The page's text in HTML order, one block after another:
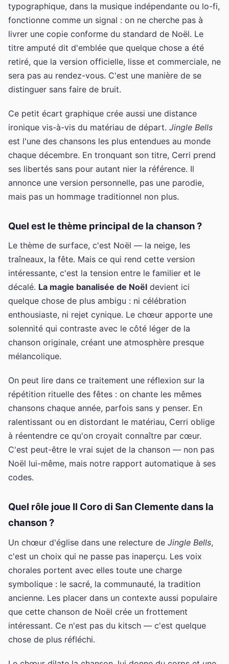
typographique, dans la musique indépendante ou lo-fi,
fonctionne comme un signal : on ne cherche pas à
livrer une copie conforme du standard de Noël. Le
titre amputé dit d'emblée que quelque chose a été
retiré, que la version officielle, lisse et commerciale, ne
sera pas au rendez-vous. C'est une manière de se
distinguer sans faire de bruit.
Ce petit écart graphique crée aussi une distance
ironique vis-à-vis du matériau de départ. Jingle Bells
est l'une des chansons les plus entendues au monde
chaque décembre. En tronquant son titre, Cerri prend
ses libertés sans pour autant nier la référence. Il
annonce une version personnelle, pas une parodie,
mais pas un hommage traditionnel non plus.
Quel est le thème principal de la chanson ?
Le thème de surface, c'est Noël — la neige, les
traîneaux, la fête. Mais ce qui rend cette version
intéressante, c'est la tension entre le familier et le
décalé. La magie banalisée de Noël devient ici
quelque chose de plus ambigu : ni célébration
enthousiaste, ni rejet cynique. Le chœur apporte une
solennité qui contraste avec le côté léger de la
chanson originale, créant une atmosphère presque
mélancolique.
On peut lire dans ce traitement une réflexion sur la
répétition rituelle des fêtes : on chante les mêmes
chansons chaque année, parfois sans y penser. En
ralentissant ou en distordant le matériau, Cerri oblige
à réentendre ce qu'on croyait connaître par cœur.
C'est peut-être le vrai sujet de la chanson — non pas
Noël lui-même, mais notre rapport automatique à ses
codes.
Quel rôle joue Il Coro di San Clemente dans la
chanson ?
Un chœur d'église dans une relecture de Jingle Bells,
c'est un choix qui ne passe pas inaperçu. Les voix
chorales portent avec elles toute une charge
symbolique : le sacré, la communauté, la tradition
ancienne. Les placer dans un contexte aussi populaire
que cette chanson de Noël crée un frottement
intéressant. Ce n'est pas du kitsch — c'est quelque
chose de plus réfléchi.